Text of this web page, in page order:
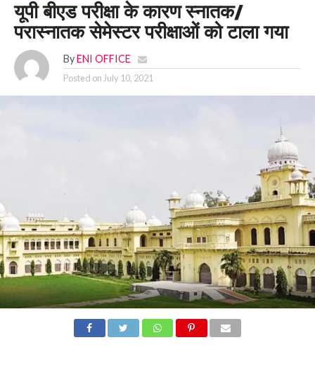
यूपी बीएड परीक्षा के कारण स्नातक/
परास्नातक सेमेस्टर परीक्षाओं को टाला गया
By ENI OFFICE
Posted on July 10, 2021